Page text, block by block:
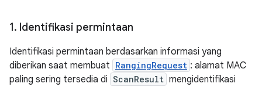
1. Identifikasi permintaan
Identifikasi permintaan berdasarkan informasi yang
diberikan saat membuat RangingRequest : alamat MAC
paling sering tersedia di ScanResult mengidentifikasi